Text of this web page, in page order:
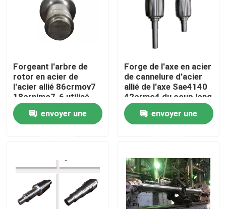
Produits
Produits en acier forgé
Axes en acier forgés
Anneaux en acier forgés
Douilles forgées
Blancs forgés de vitesse
Forgeant l'arbre de
rotor en acier de
l'acier allié 86crmov7
18crnimo7-6 utilisé
dans les machines
envoyer une
Forge de l'axe en acier
de cannelure d'acier
allié de l'axe Sae4140
42crmo4 du coup long
Sae4340
envoyer une